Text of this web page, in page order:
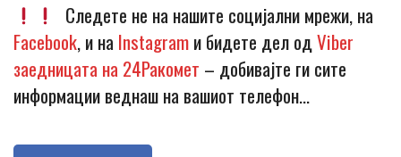
Следете не на нашите социјални мрежи, на
Facebook, и на Instagramи бидете дел одViber
заедницата на 24Ракомет – добивајте ги сите
информации веднаш на вашиот телефон…